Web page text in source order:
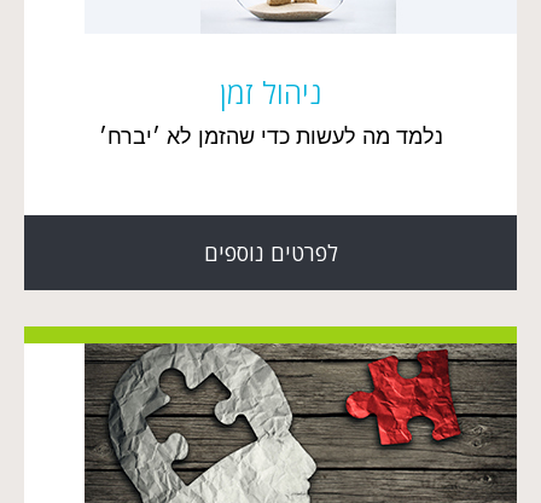
ניהול זמן
נלמד מה לעשות כדי שהזמן לא ׳יברח׳
לפרטים נוספים